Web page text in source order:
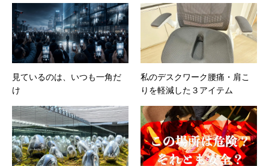
見ているのは、いつも一角だ
け
私のデスクワーク腰痛・肩こ
りを軽減した３アイテム